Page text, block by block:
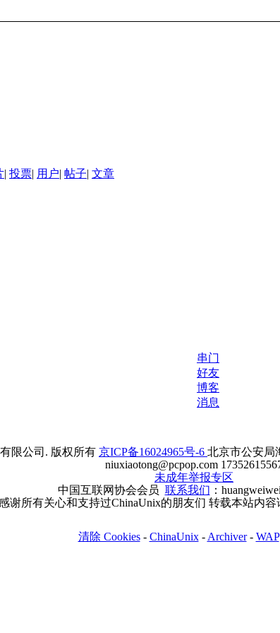
| 投票| 用户| 帖子| 文章
串门
好友
博客
消息
限公司. 版权所有 京ICP备16024965号-6 北京市公安局
niuxiaotong@pcpop.com
未成年举报专区
中国互联网协会会员 联系我们 ：
谢所有关心和支持过ChinaUnix的朋友们 转载本站内
清除 Cookies- ChinaUnix- Archiver- WAP